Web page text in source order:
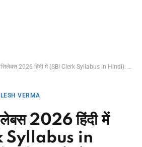
हिंदी में (SBI Clerk Syllabus in Hindi): देखें प्रीलिम्स और मेन्स का पूरा सिलेबस और परीक्षा पैटर्न
VERMA
2026 हिंदी में
Syllabus in